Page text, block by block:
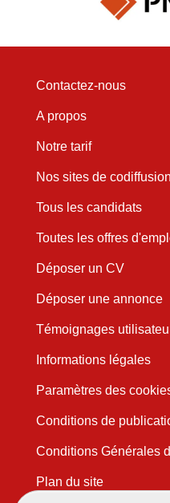
Contactez-nous
A propos
Notre tarif
Nos sites de codiffusion
Tous les candidats
Toutes les offres
Déposer un CV
Déposer une annonce
Témoignages
Informations légales
Paramètres des
Conditions de
Conditions Générales
Plan du site